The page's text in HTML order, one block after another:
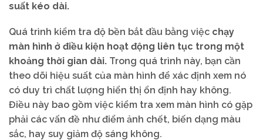
suất kéo dài.
Quá trình kiểm tra độ bền bắt đầu bằng việc chạy
màn hình ở điều kiện hoạt động liên tục trong một
khoảng thời gian dài. Trong quá trình này, bạn cần
theo dõi hiệu suất của màn hình để xác định xem nó
có duy trì chất lượng hiển thị ổn định hay không.
Điều này bao gồm việc kiểm tra xem màn hình có gặp
phải các vấn đề như điểm ảnh chết, biến dạng màu
sắc, hay suy giảm độ sáng không.